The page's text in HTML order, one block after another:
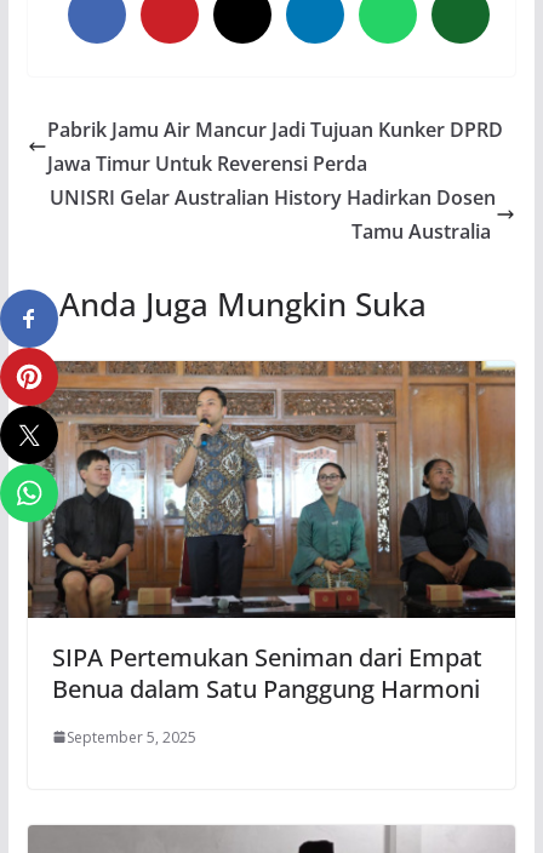
Pabrik Jamu Air Mancur Jadi Tujuan Kunker DPRD
Jawa Timur Untuk Reverensi Perda
UNISRI Gelar Australian History Hadirkan Dosen
Tamu Australia
Anda Juga Mungkin Suka
SIPA Pertemukan Seniman dari Empat
Benua dalam Satu Panggung Harmoni
September 5, 2025